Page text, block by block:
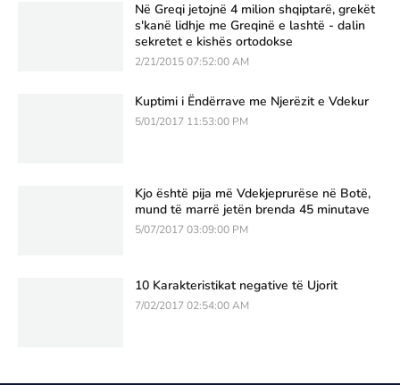
Në Greqi jetojnë 4 milion shqiptarë, grekët
s'kanë lidhje me Greqinë e lashtë - dalin
sekretet e kishës ortodokse
2/21/2015 07:52:00 AM
Kuptimi i Ëndërrave me Njerëzit e Vdekur
5/01/2017 11:53:00 PM
Kjo është pija më Vdekjeprurëse në Botë,
mund të marrë jetën brenda 45 minutave
5/07/2017 03:09:00 PM
10 Karakteristikat negative të Ujorit
7/02/2017 02:54:00 AM